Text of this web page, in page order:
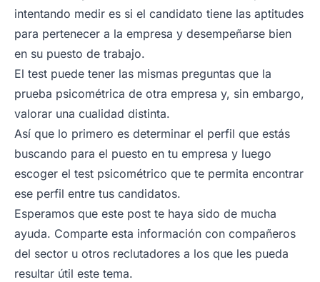
intentando medir es si el candidato tiene las aptitudes
para pertenecer a la empresa y desempeñarse bien
en su puesto de trabajo.
El test puede tener las mismas preguntas que la
prueba psicométrica de otra empresa y, sin embargo,
valorar una cualidad distinta.
Así que lo primero es determinar el perfil que estás
buscando para el puesto en tu empresa y luego
escoger el test psicométrico que te permita encontrar
ese perfil entre tus candidatos.
Esperamos que este post te haya sido de mucha
ayuda. Comparte esta información con compañeros
del sector u otros reclutadores a los que les pueda
resultar útil este tema.